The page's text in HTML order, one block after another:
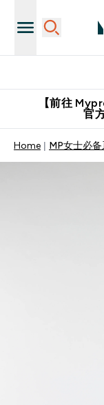
【前往
官
Home MP女士必